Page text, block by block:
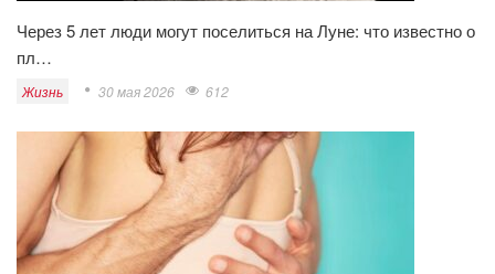
Через 5 лет люди могут поселиться на Луне: что известно о
пл…
Жизнь 30 мая 2026 612